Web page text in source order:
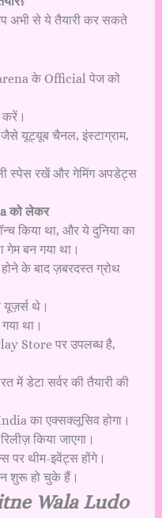
अभी से ये तैयारी कर सकते
के Official पेज को
करें।
यूट्यूब चैनल, इंस्टाग्राम,
स्पेस रखें और गेमिंग अपडेट्स
को लेकर
किया था, और ये दुनिया का
गेम बन गया था।
के बाद ज़बरदस्त ग्रोथ
यूज़र्स थे।
था।
Store पर उपलब्ध है,
में डेटा सर्वर की तैयारी की
का एक्सक्लूसिव होगा।
किया जाएगा।
पर थीम-इवेंट्स होंगे।
शुरू हो चुके हैं।
Wala Ludo